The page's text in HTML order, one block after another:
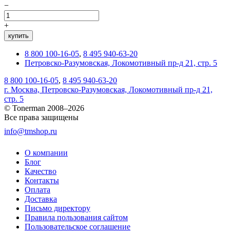
−
+
купить
8 800 100-16-05, 8 495 940-63-20
Петровско-Разумовская, Локомотивный пр-д 21, стр. 5
8 800 100-16-05, 8 495 940-63-20
г. Москва, Петровско-Разумовская, Локомотивный пр-д 21,
стр. 5
© Tonerman 2008–2026
Все права защищены
info@tmshop.ru
О компании
Блог
Качество
Контакты
Оплата
Доставка
Письмо директору
Правила пользования сайтом
Пользовательское соглашение